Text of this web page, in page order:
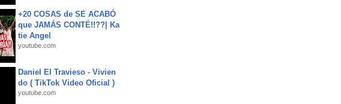
+20 COSAS de SE ACABÓ
que JAMÁS CONTÉ!!??| Ka
tie Angel
youtube.com
Daniel El Travieso - Vivien
do ( TikTok Video Oficial )
youtube.com